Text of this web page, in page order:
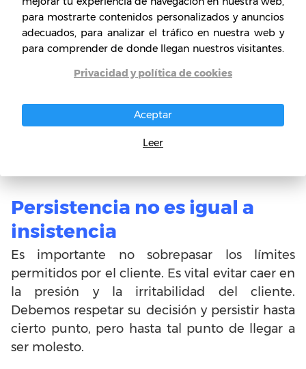
Uno de los mejores plus para no sólo romper
el hielo y permitir que el cliente participe más,
es despertar la inquietud y la curiosidad del
público. Esto lo puedes hacer mediante
producto o servicio, sino que como vendedor
también podrás responderle. Esto permite
ganar un grado de confianza estable que
Persistencia no es igual a
insistencia
Es importante no sobrepasar los límites
permitidos por el cliente. Es vital evitar caer en
la presión y la irritabilidad del cliente.
Debemos respetar su decisión y persistir hasta
cierto punto, pero hasta tal punto de llegar a
ser molesto.
para mostrarte contenidos personalizados y anuncios
adecuados, para analizar el tráfico en nuestra web y
para comprender de donde llegan nuestros visitantes.
Privacidad y política de cookies
Aceptar
Leer